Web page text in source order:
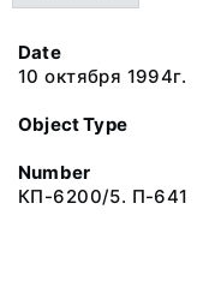
Date
10 октября 1994г.
Object Type
Number
КП-6200/5. П-641